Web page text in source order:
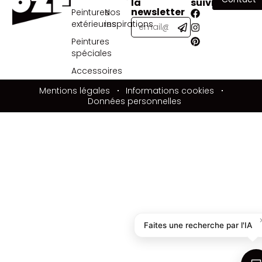
Peintures
extérieures
Peintures
spéciales
Accessoires
Nos
inspirations
newsletter
Mentions légales
Informations cookies
Données personnelles
Faites une recherche par l'IA